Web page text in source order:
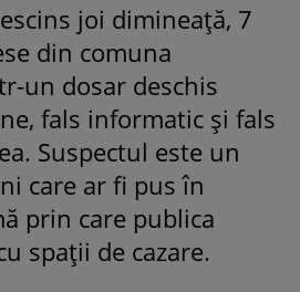
joi dimineață, 7
din comuna
un dosar deschis
fals informatic și fals
Suspectul este un
care ar fi pus în
prin care publica
spații de cazare.